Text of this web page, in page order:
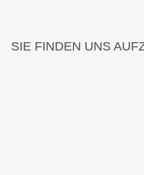
SIE FINDEN UNS AUF